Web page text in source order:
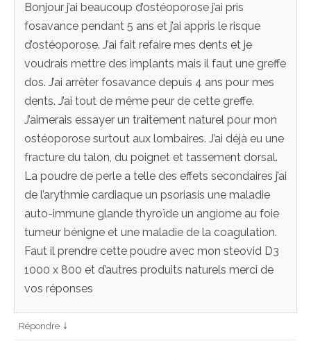
Bonjour j’ai beaucoup d’ostéoporose j’ai pris
fosavance pendant 5 ans et j’ai appris le risque
d’ostéoporose. J’ai fait refaire mes dents et je
voudrais mettre des implants mais il faut une greffe
dos. J’ai arrêter fosavance depuis 4 ans pour mes
dents. J’ai tout de même peur de cette greffe.
J’aimerais essayer un traitement naturel pour mon
ostéoporose surtout aux lombaires. J’ai déjà eu une
fracture du talon, du poignet et tassement dorsal.
La poudre de perle a telle des effets secondaires j’ai
de l’arythmie cardiaque un psoriasis une maladie
auto-immune glande thyroïde un angiome au foie
tumeur bénigne et une maladie de la coagulation.
Faut il prendre cette poudre avec mon steovid D3
1000 x 800 et d’autres produits naturels merci de
vos réponses
Répondre ↓